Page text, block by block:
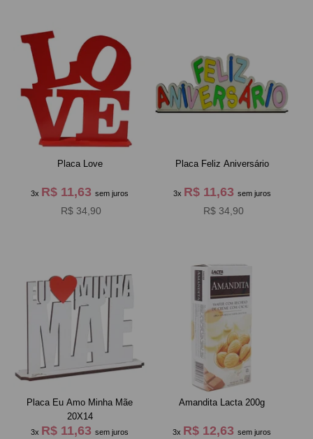
Placa Love
3x R$ 11,63sem juros
R$ 34,90
Placa Feliz Aniversário
3x R$ 11,63 sem juros
R$ 34,90
Placa Eu Amo Minha Mãe
20X14
3x R$ 11,63sem juros
Amandita Lacta 200g
3x R$ 12,63sem juros